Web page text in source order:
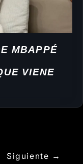
MBAPPÉ
VIENE
Siguiente →